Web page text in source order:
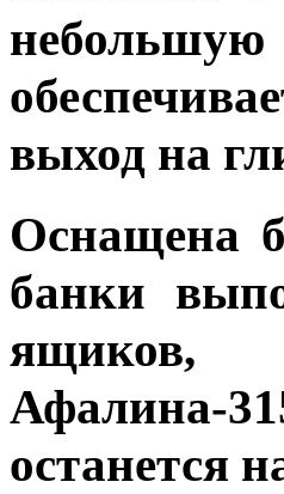
выход на
Оснащена
банки
ящиков,
Афалина-
останется